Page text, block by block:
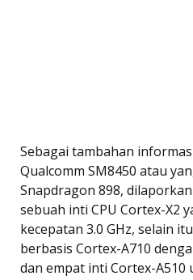
Sebagai tambahan
Qualcomm SM8450 atau
Snapdragon 898,
sebuah inti CPU Cortex-X2
kecepatan 3.0 GHz, selain
berbasis Cortex-A710
dan empat inti Cortex-A510